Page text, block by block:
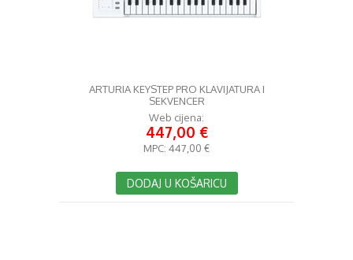
ARTURIA KEYSTEP PRO KLAVIJATURA I
SEKVENCER
Web cijena:
447,00 €
MPC: 447,00 €
DODAJ U KOŠARICU